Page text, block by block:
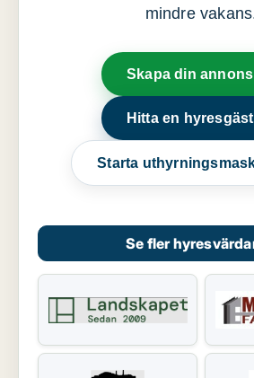
mindre
Skapa din
Hitta en
Starta
Se fler